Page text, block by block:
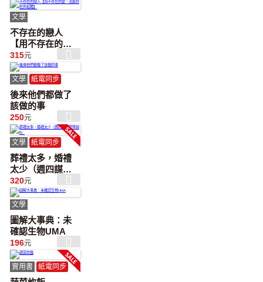
文學
不存在的戀人
【用不存在的
愛，治癒存在的
孤獨】
315元
文學 紙電同步
後來他們都做了
該做的事
250元
文學 紙電同步
葬禮太多，婚禮
太少（週四謀殺
俱樂部5）
320元
文學
圖解大事典：未
確認生物UMA
196元
實用書 紙電同步